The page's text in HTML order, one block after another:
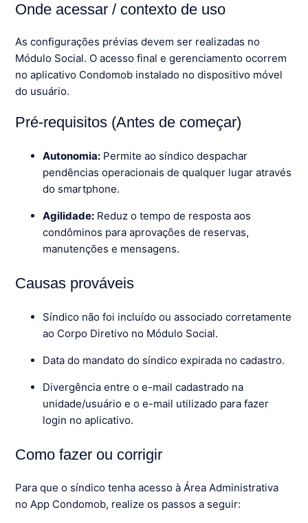
Onde acessar / contexto de uso
As configurações prévias devem ser realizadas no
Módulo Social. O acesso final e gerenciamento ocorrem
no aplicativo Condomob instalado no dispositivo móvel
do usuário.
Pré-requisitos (Antes de começar)
Autonomia: Permite ao síndico despachar
pendências operacionais de qualquer lugar através
do smartphone.
Agilidade: Reduz o tempo de resposta aos
condôminos para aprovações de reservas,
manutenções e mensagens.
Causas prováveis
Síndico não foi incluído ou associado corretamente
ao Corpo Diretivo no Módulo Social.
Data do mandato do síndico expirada no cadastro.
Divergência entre o e-mail cadastrado na
unidade/usuário e o e-mail utilizado para fazer
login no aplicativo.
Como fazer ou corrigir
Para que o síndico tenha acesso à Área Administrativa
no App Condomob, realize os passos a seguir: